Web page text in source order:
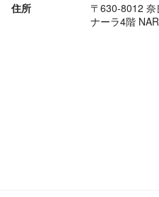
住所
〒630-8012 奈
ナーラ4階